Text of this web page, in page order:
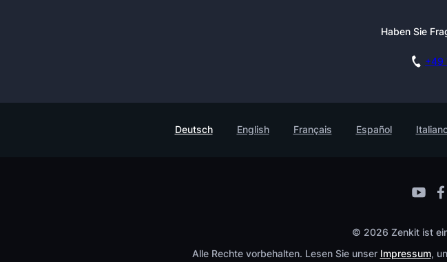
Haben Sie
+49
Deutsch English Français Español
© 2026 Zenkit ist
Alle Rechte vorbehalten. Lesen Sie unser Impressum,